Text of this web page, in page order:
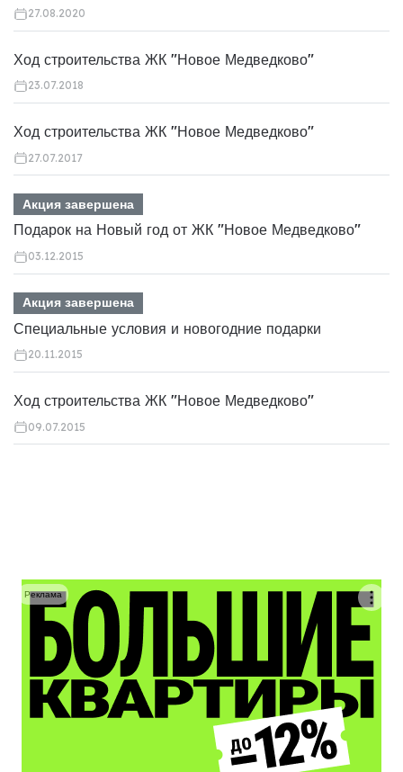
27.08.2020
Ход строительства ЖК "Новое Медведково"
23.07.2018
Ход строительства ЖК "Новое Медведково"
27.07.2017
Акция завершена
Подарок на Новый год от ЖК "Новое Медведково"
03.12.2015
Акция завершена
Специальные условия и новогодние подарки
20.11.2015
Ход строительства ЖК "Новое Медведково"
09.07.2015
Реклама